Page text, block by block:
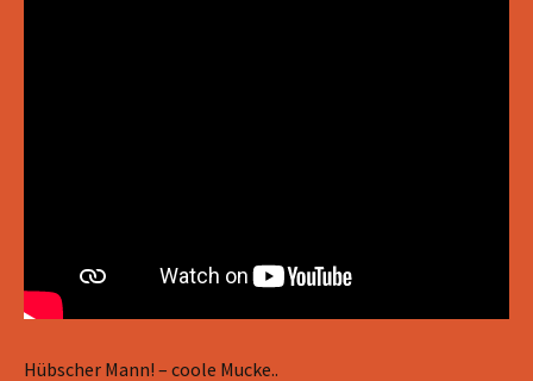
Hübscher Mann! – coole Mucke..